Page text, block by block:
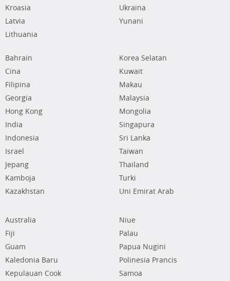
Kroasia
Latvia
Lithuania
Ukraina
Yunani
Bahrain
Cina
Filipina
Georgia
Hong Kong
India
Indonesia
Israel
Jepang
Kamboja
Kazakhstan
Korea Selatan
Kuwait
Makau
Malaysia
Mongolia
Singapura
Sri Lanka
Taiwan
Thailand
Turki
Uni Emirat Arab
Australia
Fiji
Guam
Kaledonia Baru
Kepulauan Cook
Niue
Palau
Papua Nugini
Polinesia Prancis
Samoa